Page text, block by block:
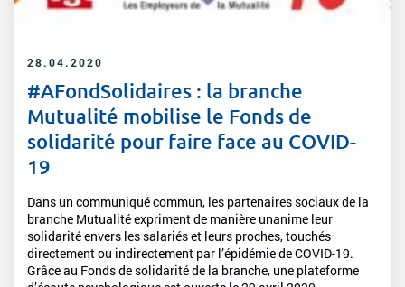
28.04.2020
#AFondSolidaires : la branche
Mutualité mobilise le Fonds de
solidarité pour faire face au COVID-
19
Dans un communiqué commun, les partenaires sociaux de la
branche Mutualité expriment de manière unanime leur
solidarité envers les salariés et leurs proches, touchés
directement ou indirectement par l’épidémie de COVID-19.
Grâce au Fonds de solidarité de la branche, une plateforme